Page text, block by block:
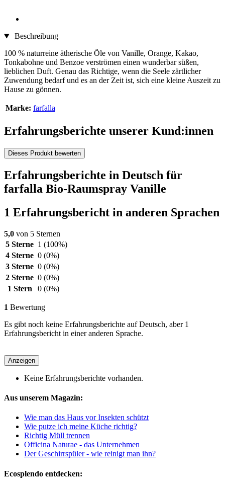
Beschreibung
100 % naturreine ätherische Öle von Vanille, Orange, Kakao,
Tonkabohne und Benzoe verströmen einen wunderbar süßen,
lieblichen Duft. Genau das Richtige, wenn die Seele zärtlicher
Zuwendung bedarf und es an der Zeit ist, sich eine kleine Auszeit zu
Hause zu gönnen.
Marke: farfalla
Erfahrungsberichte unserer Kund:innen
Dieses Produkt bewerten
Erfahrungsberichte in Deutsch für
farfalla Bio-Raumspray Vanille
1 Erfahrungsbericht in anderen Sprachen
5,0 von 5 Sternen
5 Sterne 1 (100%)
4 Sterne 0 (0%)
3 Sterne 0 (0%)
2 Sterne 0 (0%)
1 Stern
0 (0%)
1 Bewertung
Es gibt noch keine Erfahrungsberichte auf Deutsch, aber 1
Erfahrungsbericht in einer anderen Sprache.
Anzeigen
Keine Erfahrungsberichte vorhanden.
Aus unserem Magazin:
Wie man das Haus vor Insekten schützt
Wie putze ich meine Küche richtig?
Richtig Müll trennen
Officina Naturae - das Unternehmen
Der Geschirrspüler - wie reinigt man ihn?
Ecosplendo entdecken: